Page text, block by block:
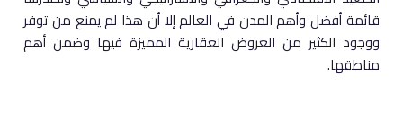
قائمة أفضل وأهم المدن في العالم إلا أن هذا لم يمنع من توفر
ووجود الكثير من العروض العقارية المميزة فيها وضمن أهم
مناطقها.